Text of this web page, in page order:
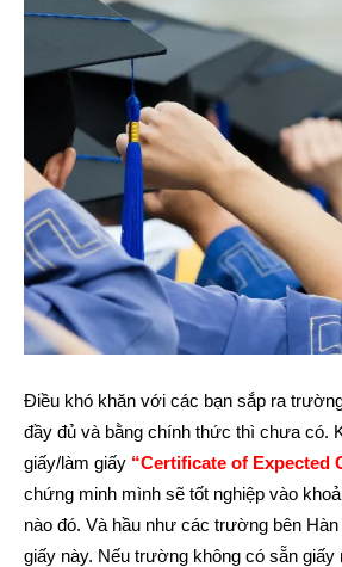
Điều khó khăn với các bạn sắp ra
đầy đủ và bằng chính thức thì chưa có.
giấy/làm giấy “Certificate of Expected
chứng minh mình sẽ tốt nghiệp vào
nào đó. Và hầu như các trường bên
giấy này. Nếu trường không có sẵn giấy